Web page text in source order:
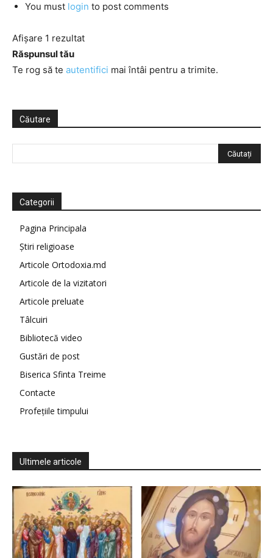
You must login to post comments
Afișare 1 rezultat
Răspunsul tău
Te rog să te autentifici mai întâi pentru a trimite.
Căutare
Categorii
Pagina Principala
Știri religioase
Articole Ortodoxia.md
Articole de la vizitatori
Articole preluate
Tâlcuiri
Bibliotecă video
Gustări de post
Biserica Sfinta Treime
Contacte
Profețiile timpului
Ultimele articole